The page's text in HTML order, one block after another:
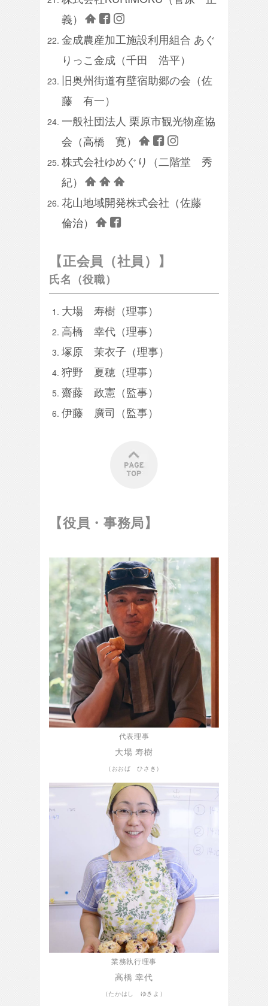
義）
金成農産加工施設利用組合 あぐ
りっこ金成（千田 浩平）
旧奥州街道有壁宿助郷の会（佐
藤 有一）
一般社団法人 栗原市観光物産協
会（高橋 寛）
株式会社ゆめぐり（二階堂 秀
紀）
花山地域開発株式会社（佐藤
倫治）
【正会員（社員）】
氏名（役職）
大場 寿樹（理事）
高橋 幸代（理事）
塚原 茉衣子（理事）
狩野 夏穂（理事）
齋藤 政憲（監事）
伊藤 廣司（監事）
【役員・事務局】
代表理事
大場 寿樹
（おおば ひさき）
業務執行理事
高橋 幸代
（たかはし ゆきよ）